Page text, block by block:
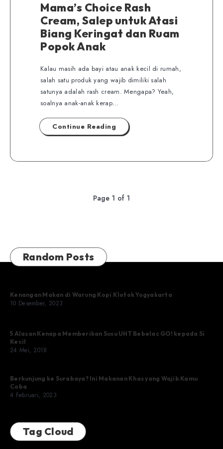
Mama’s Choice Rash
Cream, Salep untuk Atasi
Biang Keringat dan Ruam
Popok Anak
Kalau masih ada bayi atau anak kecil di rumah,
salah satu produk yang wajib dimiliki salah
satunya adalah rash cream. Mengapa? Yeah,
soalnya anak-anak kerap…
Continue Reading
Page 1 of 1
Random Posts
Kenangan Makan di Warung Kopi Klotok Yogyakarta
10 Desember, 2023
5 Alasan Kenapa Memberikan Susu UHT Bebelac GO! kepada Si
Kecil
24 Mei, 2018
Berkunjung ke Surabaya? Ini Makanan Khas yang Wajib Kamu
Coba
4 Februari, 2023
Tag Cloud